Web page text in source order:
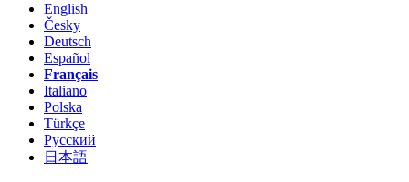
English
Česky
Deutsch
Español
Français
Italiano
Polska
Türkçe
Русский
日本語